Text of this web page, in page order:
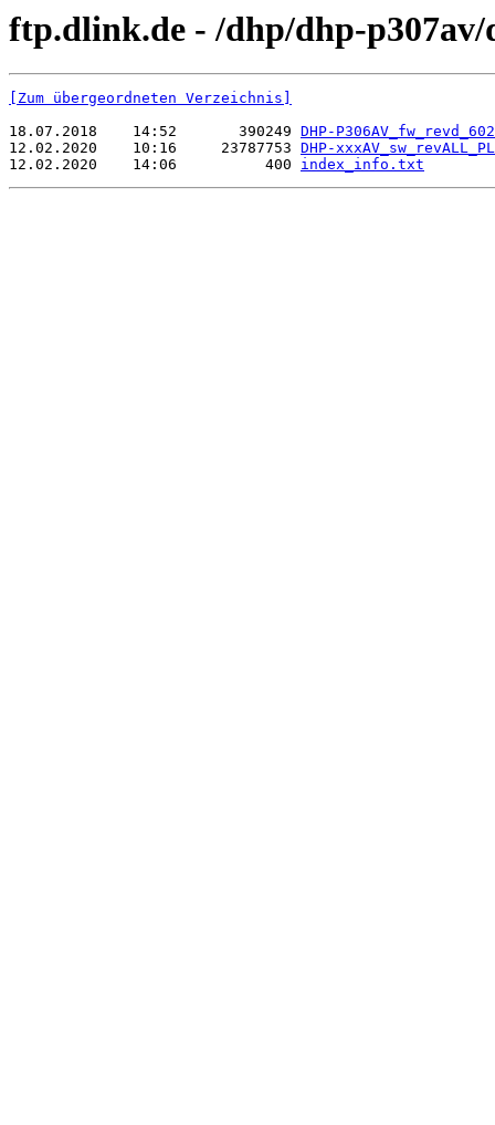
ftp.dlink.de - /dhp/dhp-
[Zum übergeordneten Verzeichnis]
18.07.2018    14:52       390249 DHP-
12.02.2020    10:16     23787753 DHP-
12.02.2020    14:06          400 index_info.txt